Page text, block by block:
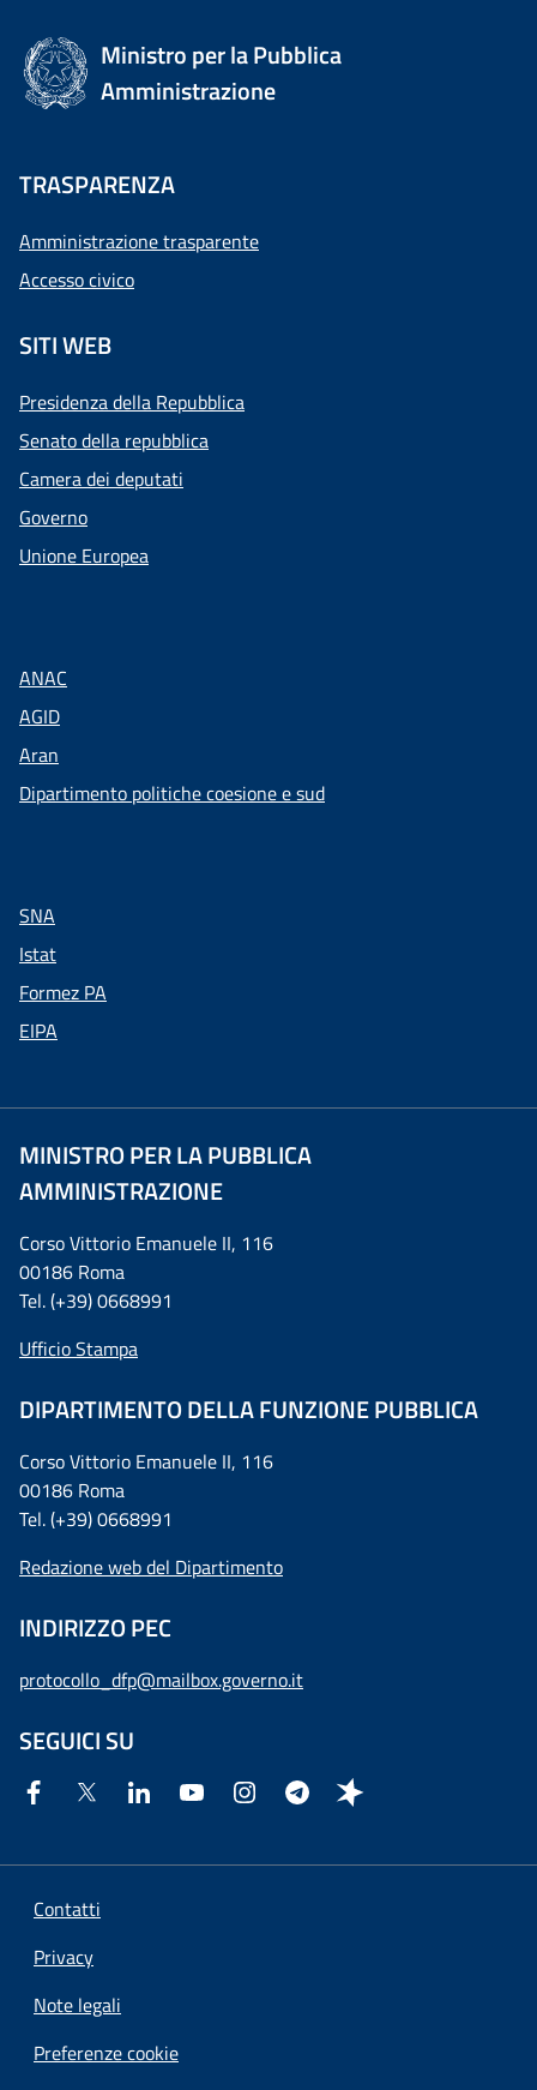
Ministro per la Pubblica
Amministrazione
TRASPARENZA
Amministrazione trasparente
Accesso civico
SITI WEB
Presidenza della Repubblica
Senato della repubblica
Camera dei deputati
Governo
Unione Europea
ANAC
AGID
Aran
Dipartimento politiche coesione e sud
SNA
Istat
Formez PA
EIPA
MINISTRO PER LA PUBBLICA
AMMINISTRAZIONE
Corso Vittorio Emanuele II, 116
00186 Roma
Tel. (+39) 0668991
Ufficio Stampa
DIPARTIMENTO DELLA FUNZIONE PUBBLICA
Corso Vittorio Emanuele II, 116
00186 Roma
Tel. (+39) 0668991
Redazione web del Dipartimento
INDIRIZZO PEC
protocollo_dfp@mailbox.governo.it
SEGUICI SU
Contatti
Privacy
Note legali
Preferenze cookie